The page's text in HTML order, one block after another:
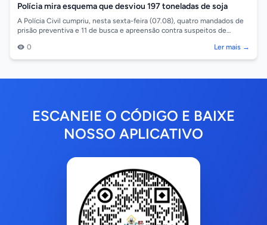
Polícia mira esquema que desviou 197 toneladas de soja
A Polícia Civil cumpriu, nesta sexta-feira (07.08), quatro mandados de
prisão preventiva e 11 de busca e apreensão contra suspeitos de
0
Ler mais →
ESCANEIE O CÓDIGO E BAIXE
NOSSO APLICATIVO